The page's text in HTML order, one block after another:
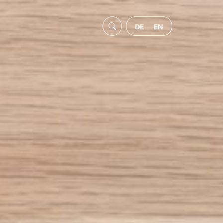
DE EN